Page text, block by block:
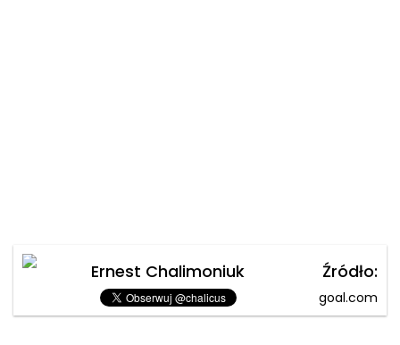
Ernest Chalimoniuk Źródło:
goal.com